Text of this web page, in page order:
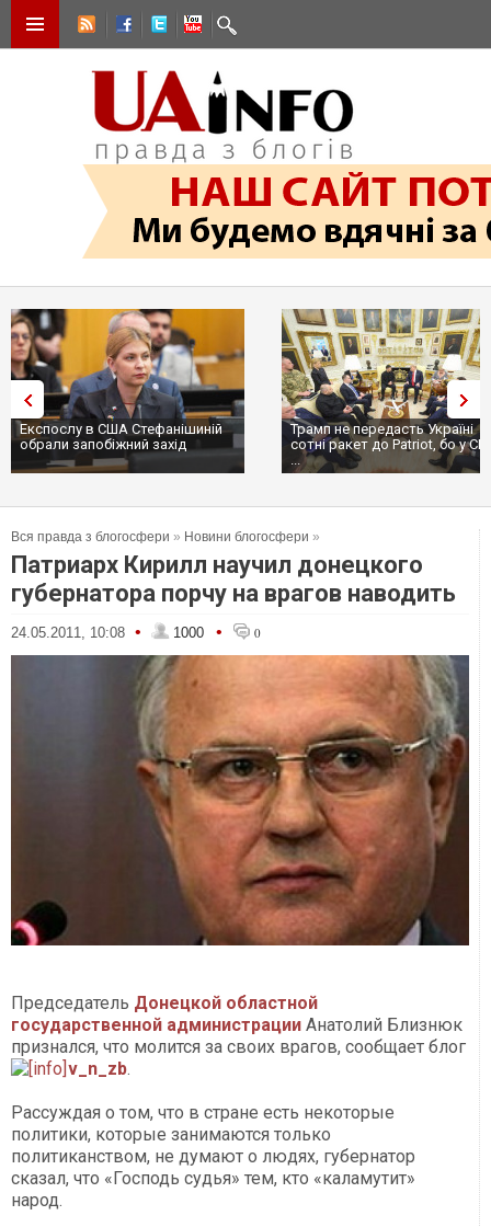
Експослу в США Стефанішиній
обрали запобіжний захід
Трамп не передасть Україні
сотні ракет до Patriot, бо у
...
Вся правда з блогосфери » Новини блогосфери »
Патриарх Кирилл научил донецкого
губернатора порчу на врагов наводить
24.05.2011, 10:08 • 1000 • 0
Председатель Донецкой областной
государственной администрации Анатолий Близнюк
признался, что молится за своих врагов, сообщает блог
v_n_zb.
Рассуждая о том, что в стране есть некоторые
политики, которые занимаются только
политиканством, не думают о людях, губернатор
сказал, что «Господь судья» тем, кто «каламутит»
народ.